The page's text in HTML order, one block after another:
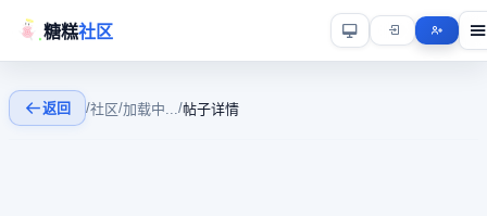
糖糕社区
返回 /社区/加载中.../帖子详情